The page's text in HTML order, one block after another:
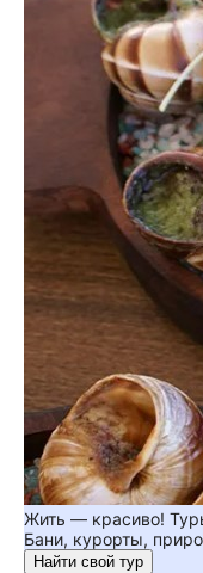
Жить — красиво!
Бани, курорты,
Найти свой тур